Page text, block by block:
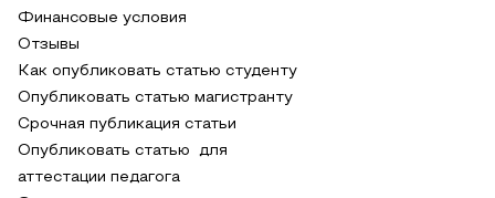
Финансовые условия
Отзывы
Как опубликовать статью студенту
Опубликовать статью магистранту
Срочная публикация статьи
Опубликовать статью для
аттестации педагога